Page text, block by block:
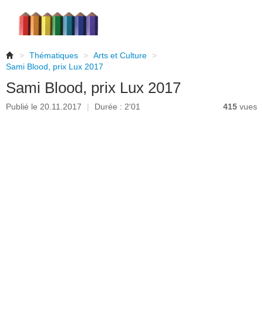
> Thématiques > Arts et Culture
>
Sami Blood, prix Lux 2017
Sami Blood, prix Lux 2017
Publié le 20.11.2017 | Durée : 2'01 415 vues